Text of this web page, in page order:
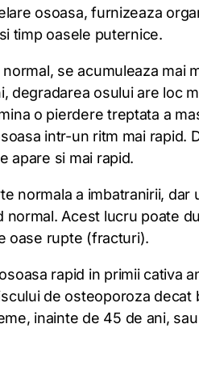
osoasa, furnizeaza
timp oasele puternice.
se acumuleaza mai
degradarea osului are loc
o pierdere treptata a
intr-un ritm mai rapid.
apare si mai rapid.
normala a imbatranirii, dar
Acest lucru poate
oase rupte (fracturi).
rapid in primii cativa
de osteoporoza decat
inainte de 45 de ani,